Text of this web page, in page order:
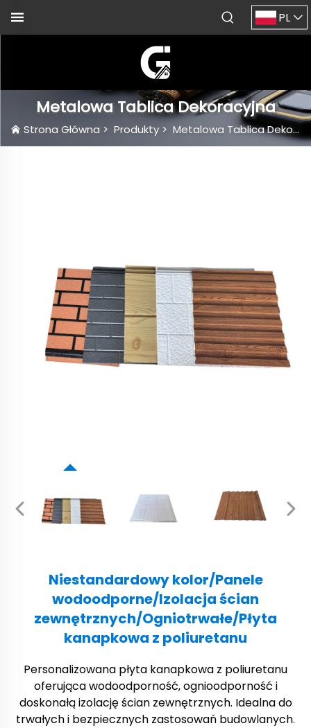
PL
Metalowa Tablica Dekoracyjna
Strona Główna > Produkty > Metalowa Tablica Dekoracyjna
Niestandardowy kolor/Panele
wodoodporne/Izolacja ścian
zewnętrznych/Ogniotrwałe/Płyta
kanapkowa z poliuretanu
Personalizowana płyta kanapkowa z poliuretanu
oferująca wodoodporność, ognioodporność i
doskonałą izolację ścian zewnętrznych. Idealna do
trwałych i bezpiecznych zastosowań budowlanych.